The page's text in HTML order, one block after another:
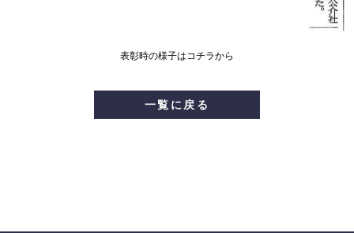
表彰時の様子はコチラから
一覧に戻る